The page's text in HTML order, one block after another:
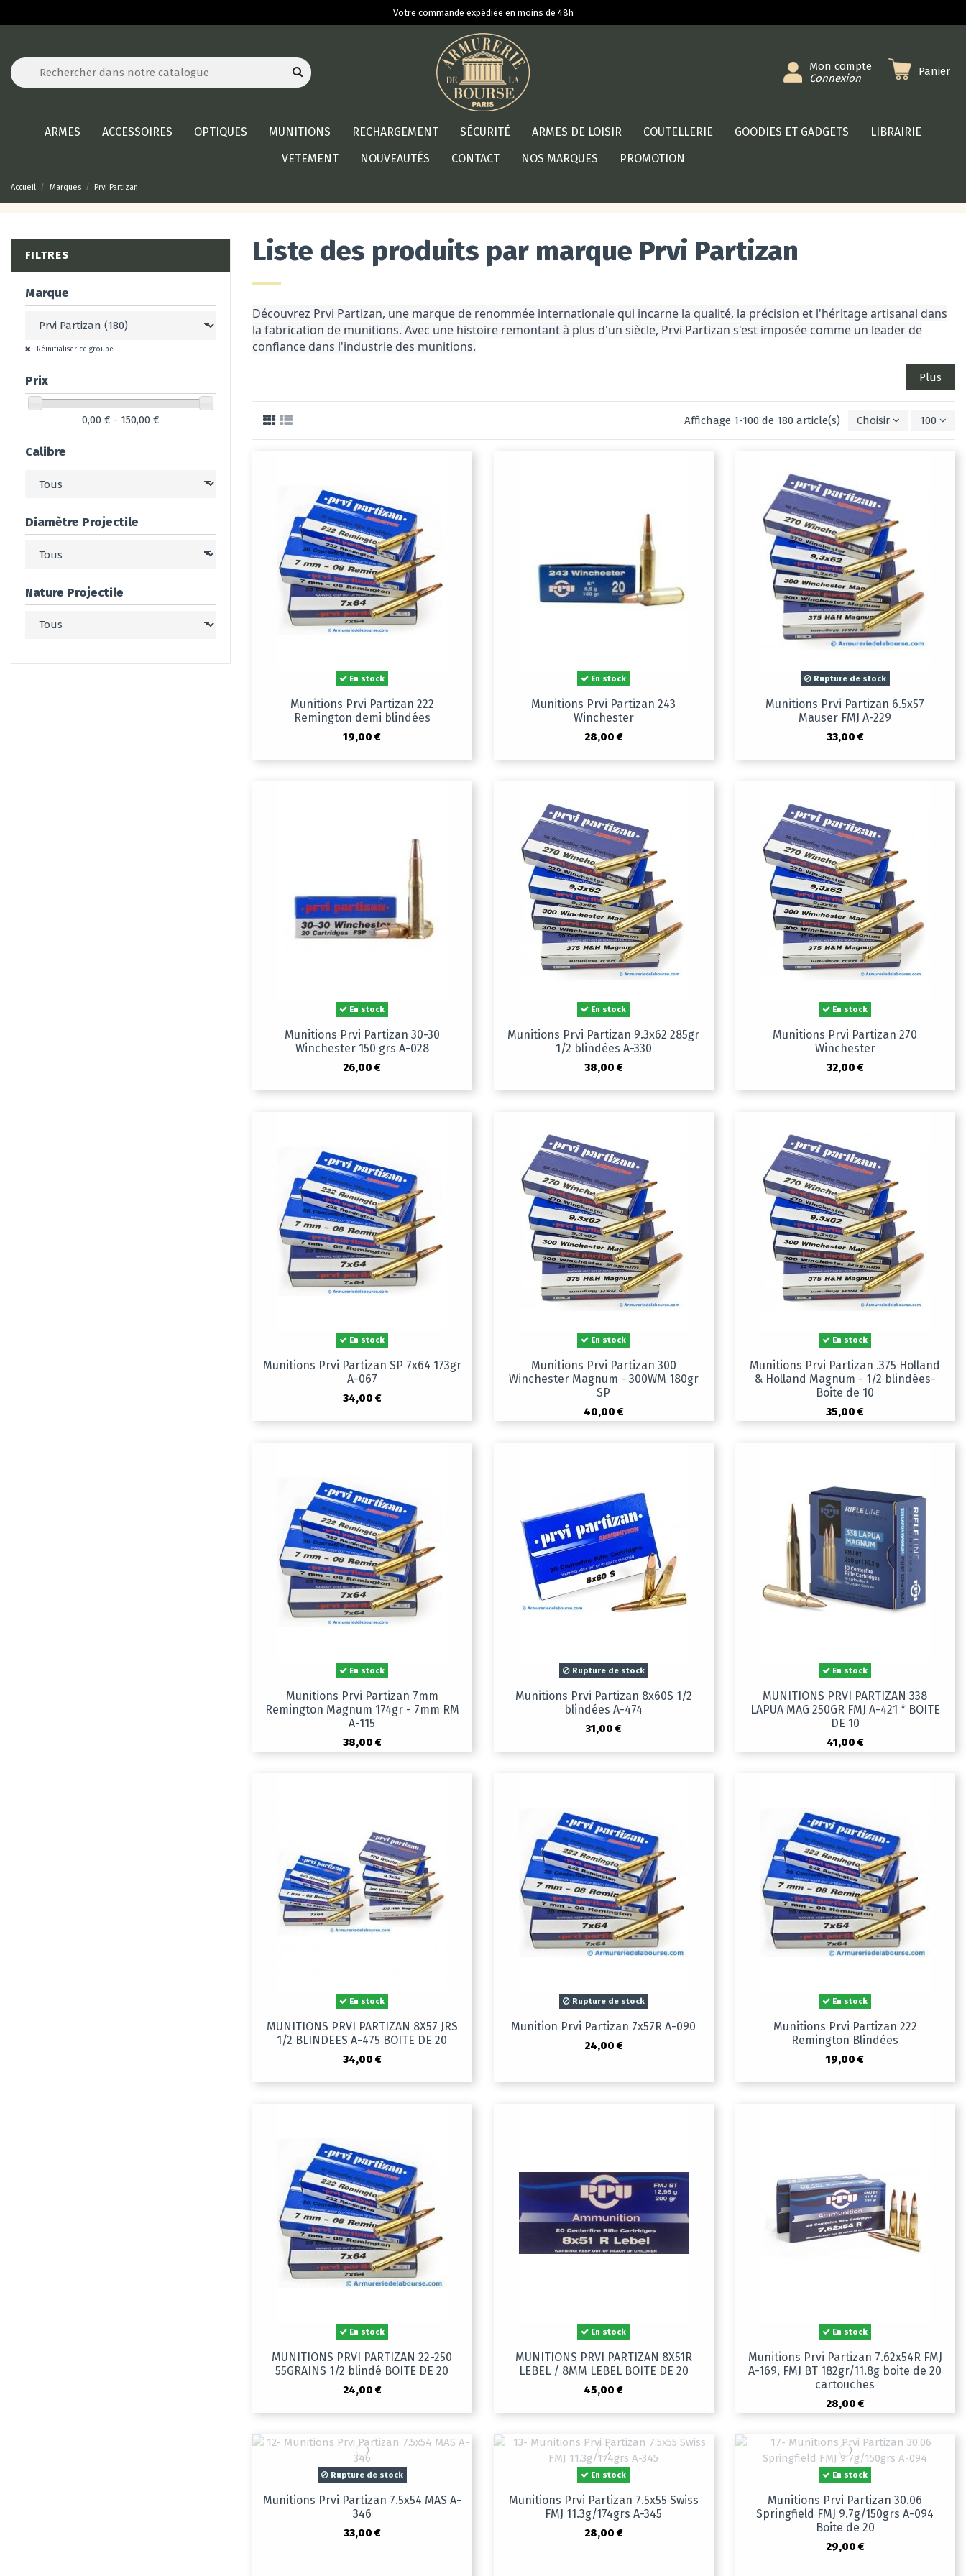
Votre commande expédiée en moins de 48h
Mon compte
Connexion
Panier
ARMES ACCESSOIRES OPTIQUES MUNITIONS RECHARGEMENT SÉCURITÉ ARMES DE LOISIR COUTELLERIE GOODIES ET GADGETS
LIBRAIRIE
VETEMENT
NOUVEAUTÉS CONTACT NOS MARQUES PROMOTION
Accueil Marques Prvi Partizan
Liste des produits par marque Prvi Partizan
Découvrez Prvi Partizan, une marque de renommée internationale qui incarne la qualité, la précision et l'héritage artisanal dans
la fabrication de munitions. Avec une histoire remontant à plus d'un siècle, Prvi Partizan s'est imposée comme un leader de
confiance dans l'industrie des munitions.
Plus
Affichage 1-100 de 180 article(s) Choisir 100
En stock
Munitions Prvi Partizan 222
Remington demi blindées
19,00 €
En stock
Munitions Prvi Partizan 243
Winchester
28,00 €
Rupture de stock
Munitions Prvi Partizan 6.5x57
Mauser FMJ A-229
33,00 €
En stock
Munitions Prvi Partizan 30-30
Winchester 150 grs A-028
26,00 €
En stock
Munitions Prvi Partizan 9.3x62 285gr
1/2 blindées A-330
38,00 €
En stock
Munitions Prvi Partizan 270
Winchester
32,00 €
En stock
Munitions Prvi Partizan SP 7x64 173gr
A-067
34,00 €
En stock
Munitions Prvi Partizan 300
Winchester Magnum - 300WM 180gr
SP
40,00 €
En stock
Munitions Prvi Partizan .375 Holland
& Holland Magnum - 1/2 blindées-
Boite de 10
35,00 €
En stock
Munitions Prvi Partizan 7mm
Remington Magnum 174gr - 7mm RM
A-115
38,00 €
Rupture de stock
Munitions Prvi Partizan 8x60S 1/2
blindées A-474
31,00 €
En stock
MUNITIONS PRVI PARTIZAN 338
LAPUA MAG 250GR FMJ A-421 * BOITE
DE 10
41,00 €
En stock
MUNITIONS PRVI PARTIZAN 8X57 JRS
1/2 BLINDEES A-475 BOITE DE 20
34,00 €
Rupture de stock
Munition Prvi Partizan 7x57R A-090
24,00 €
En stock
Munitions Prvi Partizan 222
Remington Blindées
19,00 €
En stock
MUNITIONS PRVI PARTIZAN 22-250
55GRAINS 1/2 blindé BOITE DE 20
24,00 €
En stock
MUNITIONS PRVI PARTIZAN 8X51R
LEBEL / 8MM LEBEL BOITE DE 20
45,00 €
En stock
Munitions Prvi Partizan 7.62x54R FMJ
A-169, FMJ BT 182gr/11.8g boite de 20
cartouches
28,00 €
Rupture de stock
Munitions Prvi Partizan 7.5x54 MAS A-
346
33,00 €
En stock
Munitions Prvi Partizan 7.5x55 Swiss
FMJ 11.3g/174grs A-345
28,00 €
En stock
Munitions Prvi Partizan 30.06
Springfield FMJ 9.7g/150grs A-094
Boite de 20
29,00 €
FILTRES
Marque
Réinitialiser ce groupe
Prix
0,00 € - 150,00 €
Calibre
Diamètre Projectile
Nature Projectile